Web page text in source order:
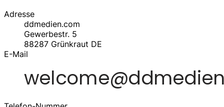
Adresse
ddmedien.com
Gewerbestr. 5
88287 Grünkraut DE
E-Mail